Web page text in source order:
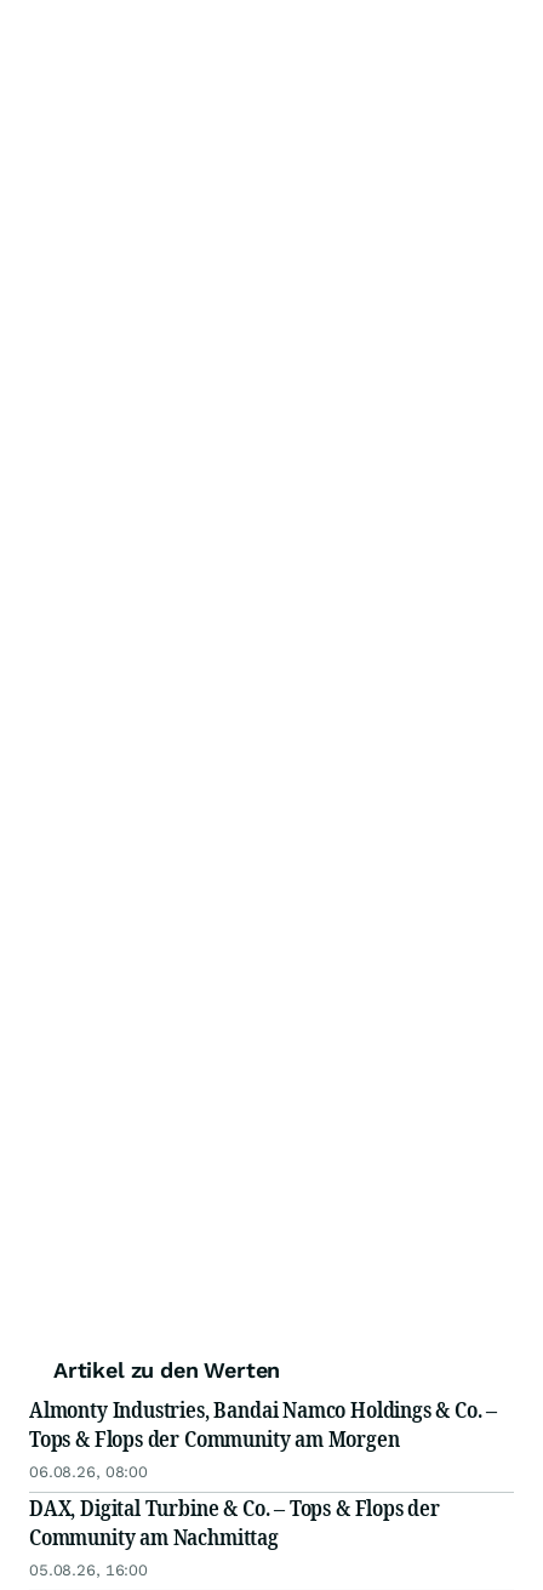
Artikel zu den Werten
Almonty Industries, Bandai Namco Holdings & Co. –
Tops & Flops der Community am Morgen
06.08.26, 08:00
DAX, Digital Turbine & Co. – Tops & Flops der
Community am Nachmittag
05.08.26, 16:00